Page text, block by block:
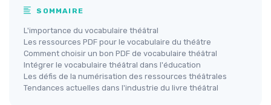
SOMMAIRE
L'importance du vocabulaire théâtral
Les ressources PDF pour le vocabulaire du théâtre
Comment choisir un bon PDF de vocabulaire théâtral
Intégrer le vocabulaire théâtral dans l'éducation
Les défis de la numérisation des ressources théâtrales
Tendances actuelles dans l'industrie du livre théâtral